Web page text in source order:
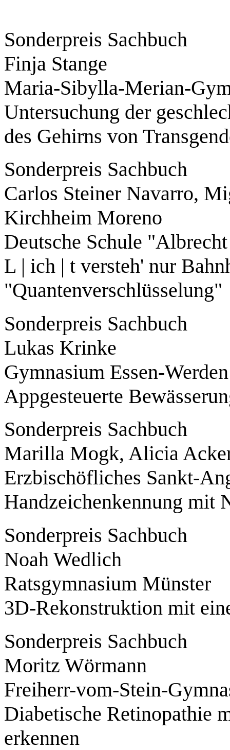
Sonderpreis Sachbuch
Finja Stange
Maria-Sibylla-Merian-
Untersuchung der
des Gehirns von
Sonderpreis Sachbuch
Carlos Steiner Navarro,
Kirchheim Moreno
Deutsche Schule
L | ich | t versteh' nur
"Quantenverschlüsselung"
Sonderpreis Sachbuch
Lukas Krinke
Gymnasium Essen-Werden
Appgesteuerte
Sonderpreis Sachbuch
Marilla Mogk, Alicia
Erzbischöfliches Sankt-
Handzeichenkennung mit
Sonderpreis Sachbuch
Noah Wedlich
Ratsgymnasium Münster
3D-Rekonstruktion mit
Sonderpreis Sachbuch
Moritz Wörmann
Freiherr-vom-Stein-
Diabetische Retinopathie
erkennen